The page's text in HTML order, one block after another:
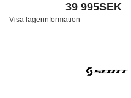
39 995SEK
Visa lagerinformation